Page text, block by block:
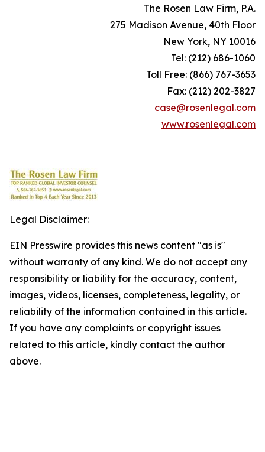
The Rosen Law Firm, P.A.
275 Madison Avenue, 40th Floor
New York, NY 10016
Tel: (212) 686-1060
Toll Free: (866) 767-3653
Fax: (212) 202-3827
case@rosenlegal.com
www.rosenlegal.com
Legal Disclaimer:
EIN Presswire provides this news content "as is"
without warranty of any kind. We do not accept any
responsibility or liability for the accuracy, content,
images, videos, licenses, completeness, legality, or
reliability of the information contained in this article.
If you have any complaints or copyright issues
related to this article, kindly contact the author
above.